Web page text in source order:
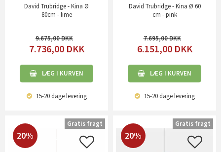
David Trubridge - Kina Ø
80cm - lime
9.675,00
7.736,00 DKK
LÆG I KURVEN
15-20 dagelevering
David Trubridge - Kina Ø 60
cm - pink
7.695,00
6.151,00 DKK
LÆG I KURVEN
15-20 dagelevering
20%
Gratis fragt
20%
Gratis fragt